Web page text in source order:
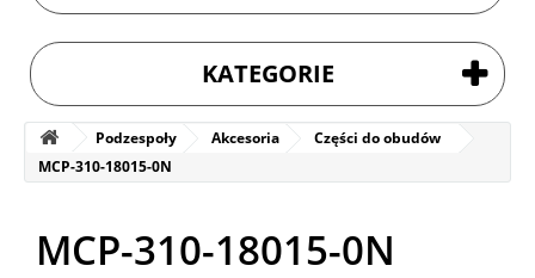
KATEGORIE
Podzespoły Akcesoria
Części do obudów
MCP-310-18015-0N
MCP-310-18015-0N